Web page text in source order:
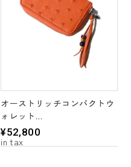
オーストリッチコンパクトウ
ォレット
＊2 color's
¥52,800